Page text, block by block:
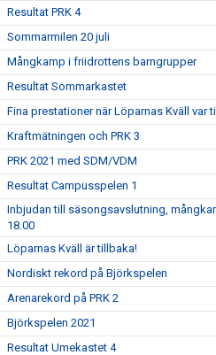
Resultat PRK 4
Sommarmilen 20 juli
Mångkamp i friidrottens barngrupper
Resultat Sommarkastet
Fina prestationer när Löparnas Kväll var
Kraftmätningen och PRK 3
PRK 2021 med SDM/VDM
Resultat Campusspelen 1
Inbjudan till säsongsavslutning,
18.00
Löparnas Kväll är tillbaka!
Nordiskt rekord på Björkspelen
Arenarekord på PRK 2
Björkspelen 2021
Resultat Umekastet 4